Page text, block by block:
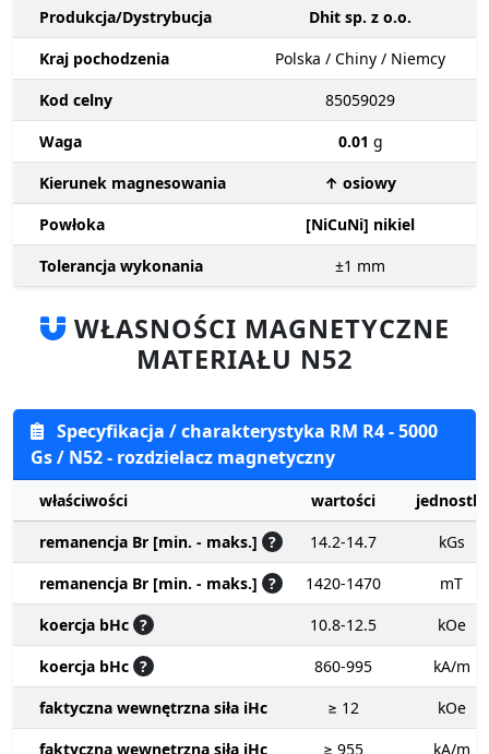
Produkcja/Dystrybucja
Dhit sp. z o.o.
Kraj pochodzenia
Polska / Chiny / Niemcy
Kod celny
85059029
Waga
0.01 g
Kierunek magnesowania
↑ osiowy
Powłoka
[NiCuNi] nikiel
Tolerancja wykonania
±1 mm
WŁASNOŚCI MAGNETYCZNE
MATERIAŁU N52
Specyfikacja / charakterystyka RM R4 - 5000
Gs / N52 - rozdzielacz magnetyczny
właściwości wartości
jednostki
remanencja Br [min. - maks.] ? 14.2-14.7
kGs
remanencja Br [min. - maks.] ? 1420-1470
mT
koercja bHc ? 10.8-12.5
kOe
koercja bHc ? 860-995
kA/m
faktyczna wewnętrzna siła iHc
≥ 12
kOe
faktyczna wewnętrzna siła iHc
≥ 955 kA/m